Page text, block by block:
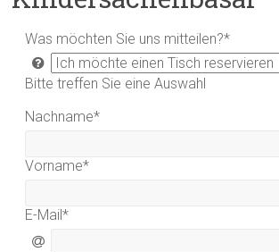
Was möchten Sie uns mitteilen?*
Bitte treffen Sie eine Auswahl
Nachname*
Vorname*
E-Mail*